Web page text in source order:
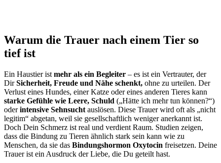
Warum die Trauer nach einem Tier so
tiefist
Ein Haustier ist mehr als ein Begleiter – es ist ein Vertrauter, der
DirSicherheit, Freude und Nähe schenkt, ohne zu urteilen. Der
Verlust eines Hundes, einer Katze oder eines anderen Tieres kann
starke Gefühle wie Leere, Schuld („Hätte ich mehr tun können?“)
oderintensive Sehnsucht auslösen. Diese Trauer wird oft als „nicht
legitim“ abgetan, weil sie gesellschaftlich weniger anerkannt ist.
Doch Dein Schmerz ist real und verdient Raum. Studien zeigen,
dass die Bindung zu Tieren ähnlich stark sein kann wie zu
Menschen, da sie das Bindungshormon Oxytocin freisetzen. Deine
Trauer ist ein Ausdruck der Liebe, die Du geteilt hast.